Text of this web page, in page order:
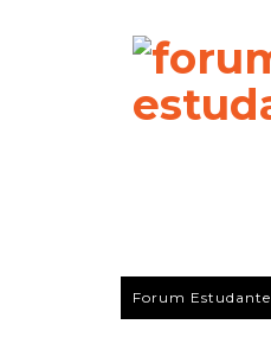
Forum Estudante